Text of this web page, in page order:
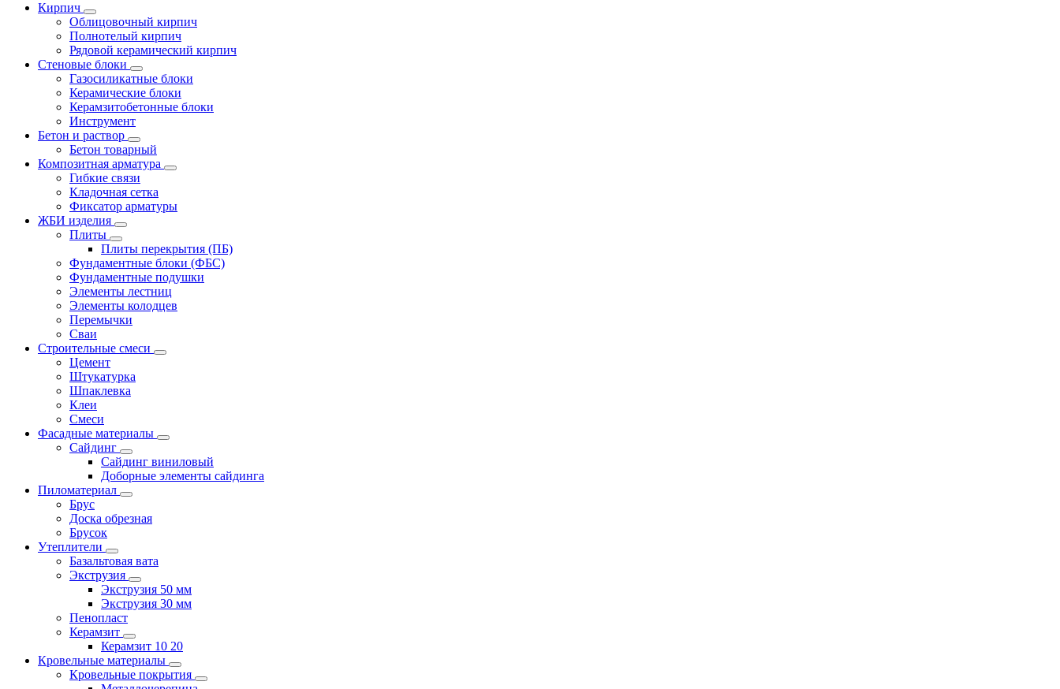
Кирпич
Облицовочный кирпич
Полнотелый кирпич
Рядовой керамический кирпич
Стеновые блоки
Газосиликатные блоки
Керамические блоки
Керамзитобетонные блоки
Инструмент
Бетон и раствор
Бетон товарный
Композитная арматура
Гибкие связи
Кладочная сетка
Фиксатор арматуры
ЖБИ изделия
Плиты
Плиты перекрытия (ПБ)
Фундаментные блоки (ФБС)
Фундаментные подушки
Элементы лестниц
Элементы колодцев
Перемычки
Сваи
Строительные смеси
Цемент
Штукатурка
Шпаклевка
Клеи
Смеси
Фасадные материалы
Сайдинг
Сайдинг виниловый
Доборные элементы сайдинга
Пиломатериал
Брус
Доска обрезная
Брусок
Утеплители
Базальтовая вата
Экструзия
Экструзия 50 мм
Экструзия 30 мм
Пенопласт
Керамзит
Керамзит 10 20
Кровельные материалы
Кровельные покрытия